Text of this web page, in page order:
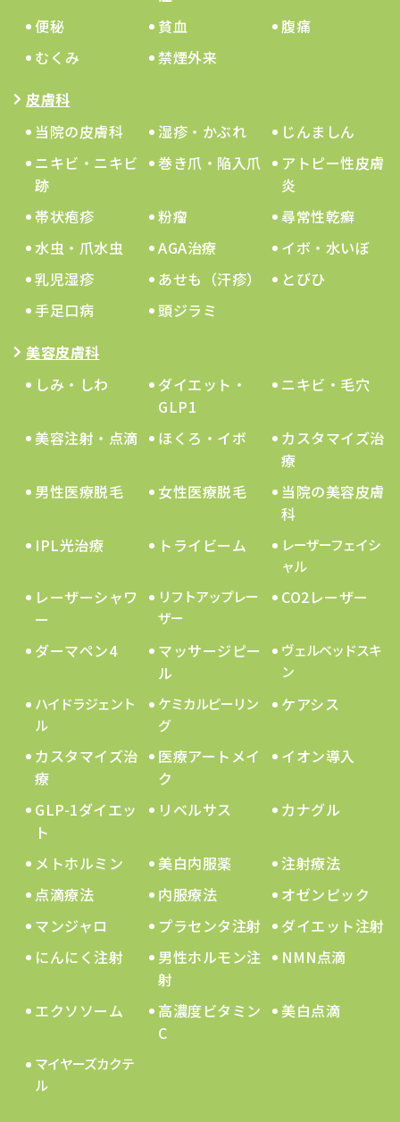
便秘 貧血
腹痛
むくみ
禁煙外来
皮膚科
当院の皮膚科
湿疹・かぶれ
じんましん
ニキビ・ニキビ
跡
巻き爪・陥入爪
アトピー性皮膚
炎
帯状疱疹
粉瘤
尋常性乾癬
水虫・爪水虫
AGA治療
イボ・水いぼ
乳児湿疹
あせも（汗疹）
とびひ
手足口病
頭ジラミ
美容皮膚科
しみ・しわ
ダイエット・
GLP1
ニキビ・毛穴
美容注射・点滴 ほくろ・イボ
カスタマイズ治
療
男性医療脱毛
女性医療脱毛
当院の美容皮膚
科
IPL光治療
トライビーム
レーザーフェイシ
ャル
レーザーシャワ
ー
リフトアップレー
ザー
CO2レーザー
ダーマペン4
マッサージピー
ル
ヴェルベッドスキ
ン
ハイドラジェント
ル
ケミカルピーリン
グ
ケアシス
カスタマイズ治
療
医療アートメイ
ク
イオン導入
GLP-1ダイエッ
ト
リベルサス カナグル
メトホルミン 美白内服薬
注射療法
点滴療法
内服療法
オゼンピック
マンジャロ
プラセンタ注射
ダイエット注射
にんにく注射
男性ホルモン注
射
NMN点滴
エクソソーム
高濃度ビタミン
C
美白点滴
マイヤーズカクテ
ル